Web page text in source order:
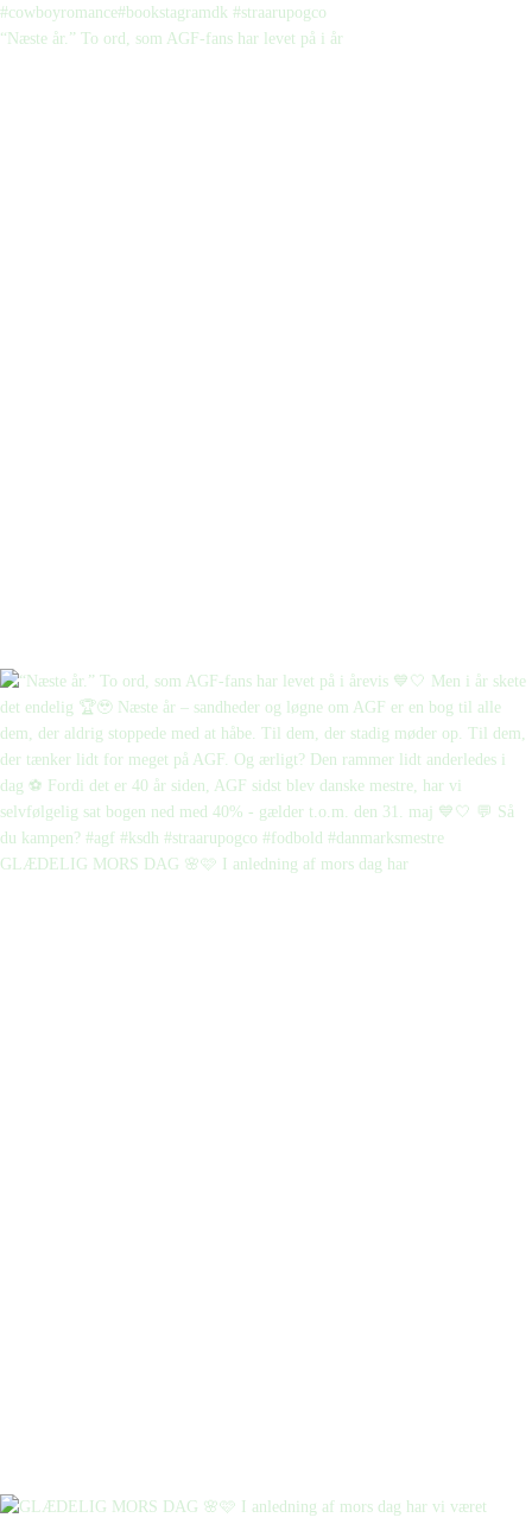
“Næste år.” To ord, som AGF-fans har levet på i år
GLÆDELIG MORS DAG 🌸🩷 I anledning af mors dag har